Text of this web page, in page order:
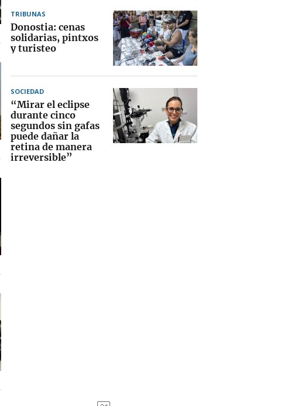
TRIBUNAS
Donostia: cenas
solidarias, pintxos
y turisteo
SOCIEDAD
“Mirar el eclipse
durante cinco
segundos sin gafas
puede dañar la
retina de manera
irreversible”